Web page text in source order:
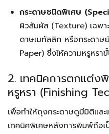
กระดาษชนิดพิเศษ
ผิวสัมผัส (Texture) เฉพา
ดาษเมทัลลิก หรือกระดาษ
Paper) ซึ่งให้ความหรูหร
2. เทคนิคการตกแต่ง
หรูหรา (Finishing
เพื่อทำให้ถุงกระดาษดูมีมิติแล
เทคนิคพิเศษหลังการพิมพ์ถือเ